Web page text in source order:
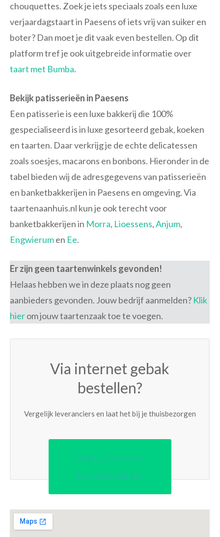
chouquettes. Zoek je iets speciaals zoals een luxe
verjaardagstaart in Paesens of iets vrij van suiker en
boter? Dan moet je dit vaak even bestellen. Op dit
platform tref je ook uitgebreide informatie over
taart met Bumba.
Bekijk patisserieën in Paesens
Een patisserie is een luxe bakkerij die 100%
gespecialiseerd is in luxe gesorteerd gebak, koeken
en taarten. Daar verkrijg je de echte delicatessen
zoals soesjes, macarons en bonbons. Hieronder in de
tabel bieden wij de adresgegevens van patisserieën
en banketbakkerijen in Paesens en omgeving. Via
taartenaanhuis.nl kun je ook terecht voor
banketbakkerijen in Morra, Lioessens,Anjum,
Engwierumen Ee.
Er zijn geen taartenwinkels gevonden!
Helaas hebben we in deze plaats nog geen
aanbieders gevonden. Jouw bedrijf aanmelden? Klik
hierom jouw taartenzaak toe te voegen.
Via internet gebak
bestellen?
Vergelijk leveranciers en laat het bij je thuisbezorgen
Bekijk de beste
taartenwinkels